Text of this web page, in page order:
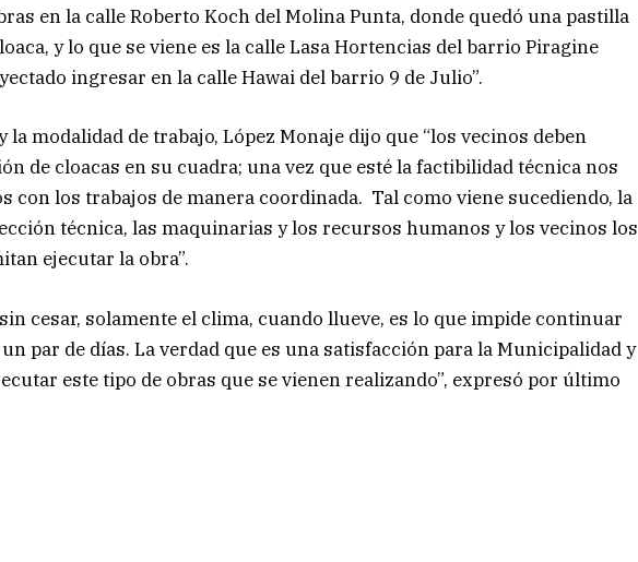
en la calle Roberto Koch del Molina Punta, donde quedó una pastilla
y lo que se viene es la calle Lasa Hortencias del barrio Piragine
ingresar en la calle Hawai del barrio 9 de Julio”.
la modalidad de trabajo, López Monaje dijo que “los vecinos deben
de cloacas en su cuadra; una vez que esté la factibilidad técnica nos
con los trabajos de manera coordinada. Tal como viene sucediendo, la
técnica, las maquinarias y los recursos humanos y los vecinos los
ejecutar la obra”.
cesar, solamente el clima, cuando llueve, es lo que impide continuar
par de días. La verdad que es una satisfacción para la Municipalidad y
este tipo de obras que se vienen realizando”, expresó por último